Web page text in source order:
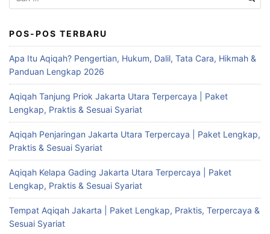
untuk:
POS-POS TERBARU
Apa Itu Aqiqah? Pengertian, Hukum, Dalil, Tata Cara, Hikmah &
Panduan Lengkap 2026
Aqiqah Tanjung Priok Jakarta Utara Terpercaya | Paket
Lengkap, Praktis & Sesuai Syariat
Aqiqah Penjaringan Jakarta Utara Terpercaya | Paket Lengkap,
Praktis & Sesuai Syariat
Aqiqah Kelapa Gading Jakarta Utara Terpercaya | Paket
Lengkap, Praktis & Sesuai Syariat
Tempat Aqiqah Jakarta | Paket Lengkap, Praktis, Terpercaya &
Sesuai Syariat